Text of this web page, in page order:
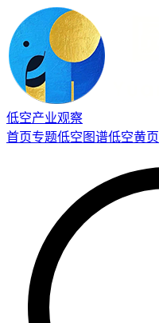
低空产业观察
首页专题低空图谱低空黄页